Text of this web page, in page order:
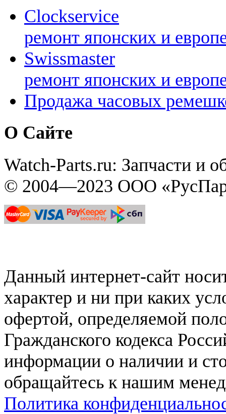
Clockservice
ремонт японских и
Swissmaster
ремонт японских и
Продажа часовых
О Сайте
Watch-Parts.ru: Запчасти и
© 2004—2023 ООО
Данный интернет-сайт
характер и ни при каких
офертой, определяемой
Гражданского кодекса
информации о наличии и
обращайтесь к нашим
Политика